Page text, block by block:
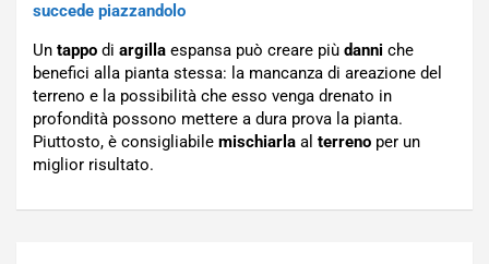
succede piazzandolo
Un tappo di argilla espansa può creare più danni che
benefici alla pianta stessa: la mancanza di areazione del
terreno e la possibilità che esso venga drenato in
profondità possono mettere a dura prova la pianta.
Piuttosto, è consigliabile mischiarla al terreno per un
miglior risultato.